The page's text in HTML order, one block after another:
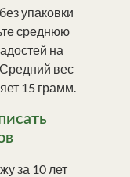
упаковки
среднюю
на
вес
15 грамм.
за 10 лет